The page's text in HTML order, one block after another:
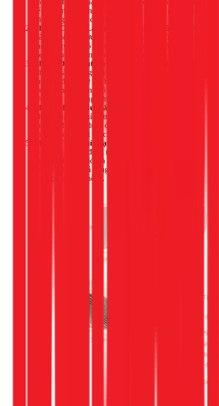
nhiệt độ, tốc độ quạt dựa trên nhiệt độ phòng hiện tại
để tạo ra môi trường thoải mái nhất. Đây là chế độ tiện
lợi, không cần cài đặt nhiều.
Chế độ COOL (Làm mát - biểu tượng bông tuyết):
Đây là chế độ được sử dụng nhiều nhất tại TPHCM. Ở
chế độ này, bạn có thể tùy chỉnh nhiệt độ và tốc độ quạt
theo ý muốn để làm mát không gian.
Chế độ DRY (Hút ẩm - biểu tượng giọt nước):
hữu ích vào những ngày Sài Gòn mưa nhiều, trời nồm
ẩm. Chế độ này sẽ hút bớt hơi ẩm trong không khí,
giúp phòng trở nên khô ráo và dễ chịu hơn, đồng thời
tiêu thụ ít điện năng hơn chế độ COOL.
Chế độ HEAT (Sưởi ấm - biểu tượng mặt trời):
Chức năng này chỉ có trên các dòng điều hòa Casper 2
chiều. Ít được sử dụng ở miền Nam nhưng hữu ích cho
những ai ở Đà Lạt hoặc các vùng có mùa đông lạnh.
Chế độ FAN (Chỉ quạt - biểu tượng cánh quạt):
Máy lạnh sẽ hoạt động như một chiếc quạt gió thông
thường, chỉ thổi gió mà không làm lạnh. Phù hợp khi
thời tiết không quá nóng và bạn chỉ cần không khí
trong phòng lưu thông.